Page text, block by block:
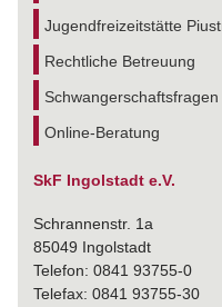
Jugendfreizeitstätte
Rechtliche Betreuung
Schwangerschaftsfragen
Online-Beratung
SkF Ingolstadt e.V.
Schrannenstr. 1a
85049 Ingolstadt
Telefon: 0841 93755-0
Telefax: 0841 93755-30